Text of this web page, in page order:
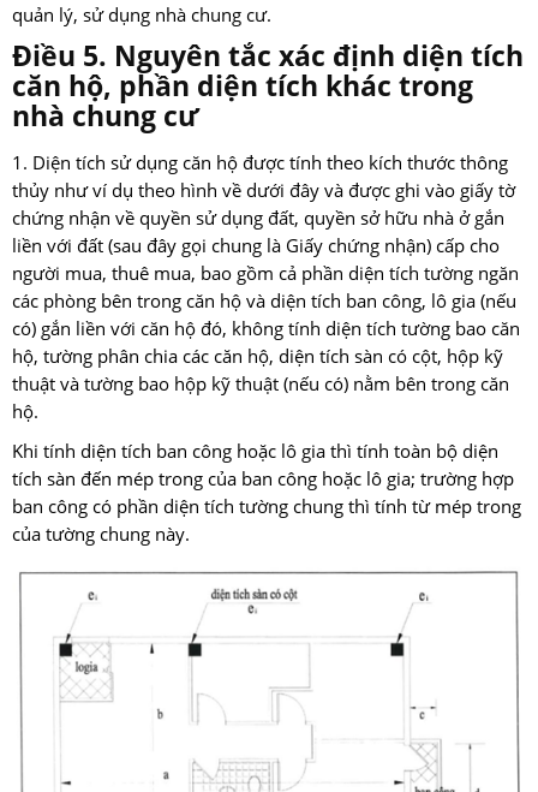
quản lý, sử dụng nhà chung cư.
Điều 5. Nguyên tắc xác định diện tích
căn hộ, phần diện tích khác trong
nhà chung cư
1. Diện tích sử dụng căn hộ được tính theo kích thước thông
thủy như ví dụ theo hình về dưới đây và được ghi vào giấy tờ
chứng nhận về quyền sử dụng đất, quyền sở hữu nhà ở gắn
liền với đất (sau đây gọi chung là Giấy chứng nhận) cấp cho
người mua, thuê mua, bao gồm cả phần diện tích tường ngăn
các phòng bên trong căn hộ và diện tích ban công, lô gia (nếu
có) gắn liền với căn hộ đó, không tính diện tích tường bao căn
hộ, tường phân chia các căn hộ, diện tích sàn có cột, hộp kỹ
thuật và tường bao hộp kỹ thuật (nếu có) nằm bên trong căn
hộ.
Khi tính diện tích ban công hoặc lô gia thì tính toàn bộ diện
tích sàn đến mép trong của ban công hoặc lô gia; trường hợp
ban công có phần diện tích tường chung thì tính từ mép trong
của tường chung này.